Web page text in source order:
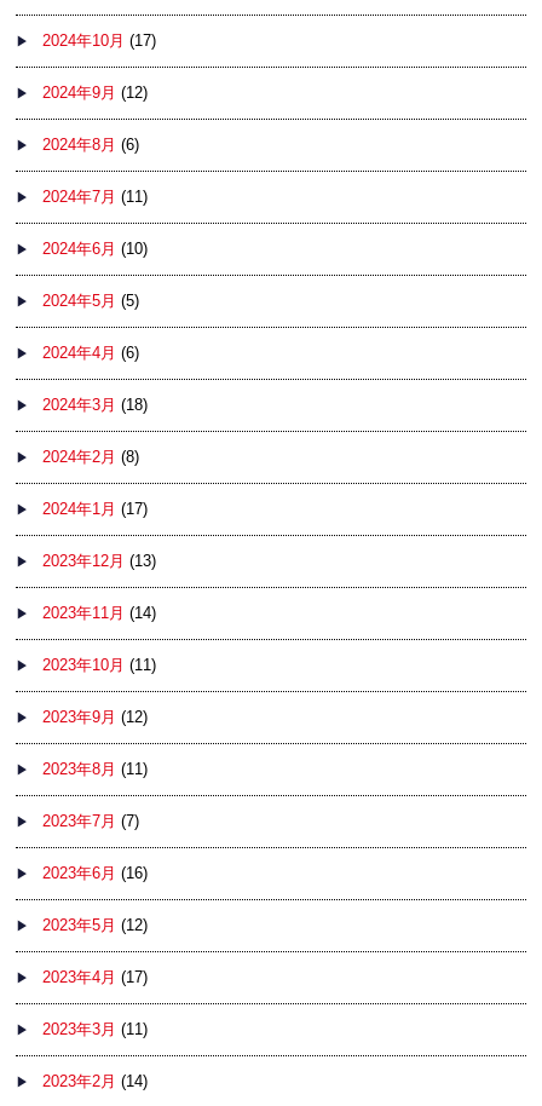
2024年10月 (17)
2024年9月 (12)
2024年8月 (6)
2024年7月 (11)
2024年6月 (10)
2024年5月 (5)
2024年4月 (6)
2024年3月 (18)
2024年2月 (8)
2024年1月 (17)
2023年12月 (13)
2023年11月 (14)
2023年10月 (11)
2023年9月 (12)
2023年8月 (11)
2023年7月 (7)
2023年6月 (16)
2023年5月 (12)
2023年4月 (17)
2023年3月 (11)
2023年2月 (14)